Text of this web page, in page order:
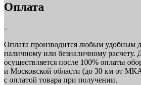
Оплата
Оплата производится любым удобным
наличному или безналичному расчету.
осуществляется после 100% оплаты
и Московской области (до 30 км от
с оплатой товара при получении.